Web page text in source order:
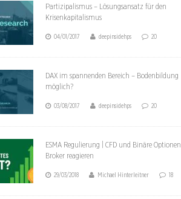
Partizipalismus – Lösungsansatz für den
Krisenkapitalismus
04/01/2017 deepinsidehps 20
DAX im spannenden Bereich – Bodenbildung
möglich?
03/08/2017 deepinsidehps 20
ESMA Regulierung | CFD und Binäre Optionen |
Broker reagieren
29/03/2018 Michael Hinterleitner 18